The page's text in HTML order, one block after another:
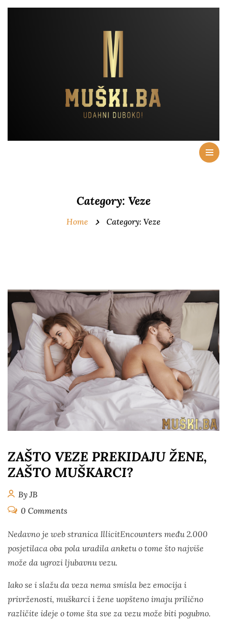
Category: Veze
Home Category: Veze
ZAŠTO VEZE PREKIDAJU ŽENE,
ZAŠTO MUŠKARCI?
By JB
0 Comments
Nedavno je web stranica IllicitEncounters među 2.000
posjetilaca oba pola uradila anketu o tome što najviše
može da ugrozi ljubavnu vezu.
Iako se i slažu da veza nema smisla bez emocija i
privrženosti, muškarci i žene uopšteno imaju prilično
različite ideje o tome šta sve za vezu može biti pogubno.